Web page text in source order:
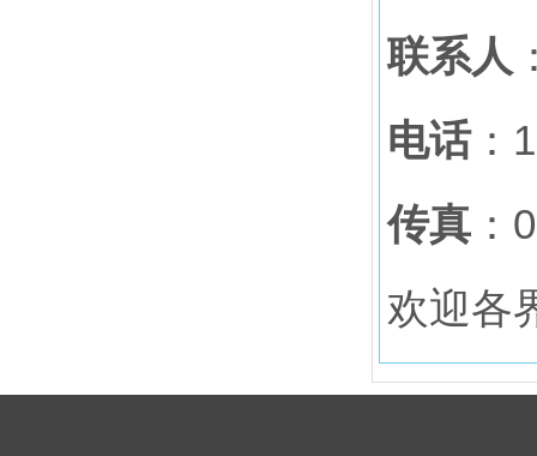
联系人
电话：
传真
欢迎各